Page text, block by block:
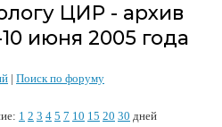
ЦИР - архив
июня 2005 года
| Поиск по форуму
1 2 3 4 5 7 10 15 20 30 дней